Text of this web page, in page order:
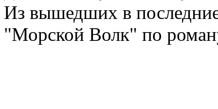
Из вышедших в
"Морской Волк" по